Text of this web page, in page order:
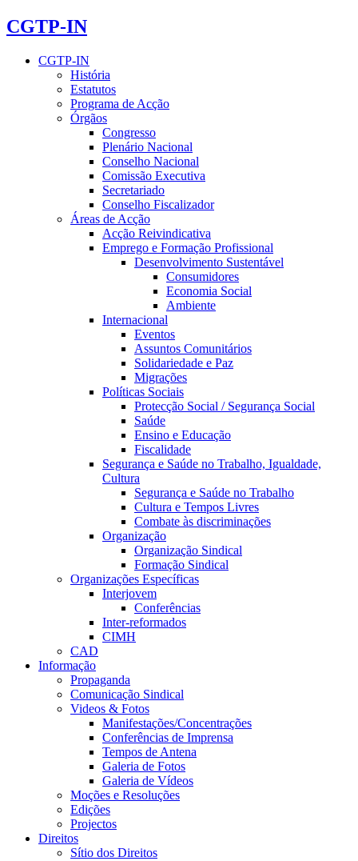
CGTP-IN
CGTP-IN
História
Estatutos
Programa de Acção
Órgãos
Congresso
Plenário Nacional
Conselho Nacional
Comissão Executiva
Secretariado
Conselho Fiscalizador
Áreas de Acção
Acção Reivindicativa
Emprego e Formação Profissional
Desenvolvimento Sustentável
Consumidores
Economia Social
Ambiente
Internacional
Eventos
Assuntos Comunitários
Solidariedade e Paz
Migrações
Políticas Sociais
Protecção Social / Segurança Social
Saúde
Ensino e Educação
Fiscalidade
Segurança e Saúde no Trabalho, Igualdade,
Cultura
Segurança e Saúde no Trabalho
Cultura e Tempos Livres
Combate às discriminações
Organização
Organização Sindical
Formação Sindical
Organizações Específicas
Interjovem
Conferências
Inter-reformados
CIMH
CAD
Informação
Propaganda
Comunicação Sindical
Videos & Fotos
Manifestações/Concentrações
Conferências de Imprensa
Tempos de Antena
Galeria de Fotos
Galeria de Vídeos
Moções e Resoluções
Edições
Projectos
Direitos
Sítio dos Direitos